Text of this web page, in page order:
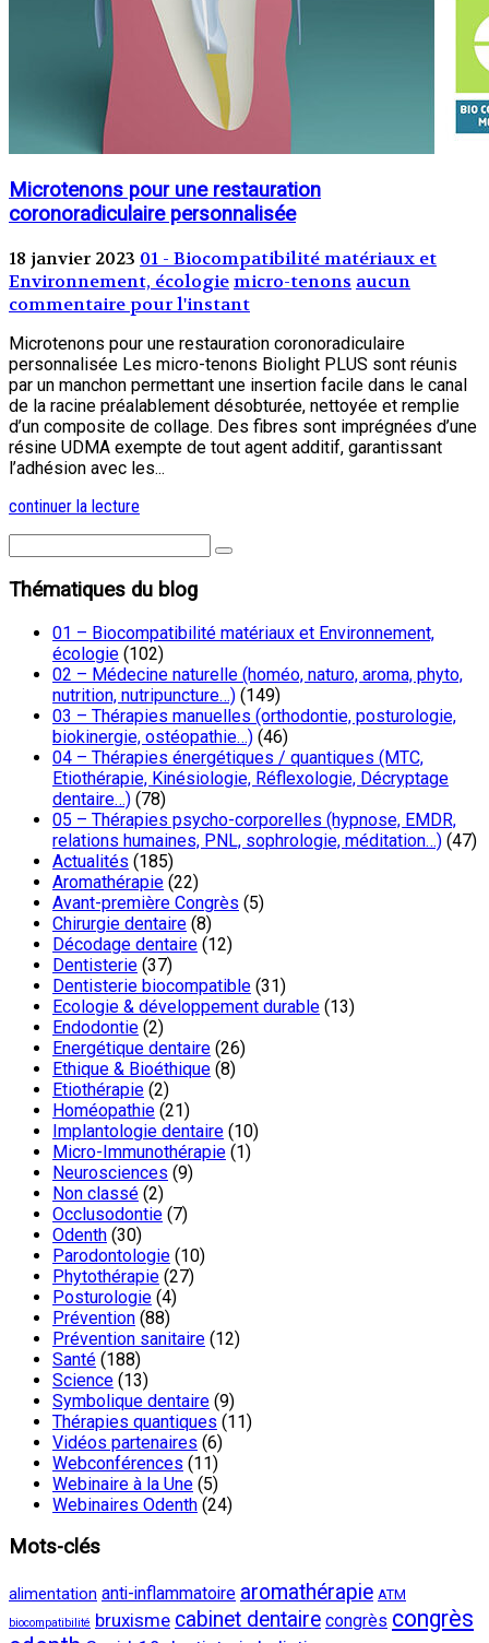
Microtenons pour une restauration
coronoradiculaire personnalisée
18 janvier 2023 01 - Biocompatibilité matériaux et
Environnement, écologiemicro-tenons aucun
commentaire pour l'instant
Microtenons pour une restauration coronoradiculaire
personnalisée Les micro-tenons Biolight PLUS sont réunis
par un manchon permettant une insertion facile dans le canal
de la racine préalablement désobturée, nettoyée et remplie
d’un composite de collage. Des fibres sont imprégnées d’une
résine UDMA exempte de tout agent additif, garantissant
l’adhésion avec les...
continuer la lecture
Thématiques du blog
01 – Biocompatibilité matériaux et Environnement,
écologie (102)
02 – Médecine naturelle (homéo, naturo, aroma, phyto,
nutrition, nutripuncture…) (149)
03 – Thérapies manuelles (orthodontie, posturologie,
biokinergie, ostéopathie…) (46)
04 – Thérapies énergétiques / quantiques (MTC,
Etiothérapie, Kinésiologie, Réflexologie, Décryptage
dentaire…) (78)
05 – Thérapies psycho-corporelles (hypnose, EMDR,
relations humaines, PNL, sophrologie, méditation…) (47)
Actualités (185)
Aromathérapie (22)
Avant-première Congrès (5)
Chirurgie dentaire (8)
Décodage dentaire (12)
Dentisterie (37)
Dentisterie biocompatible (31)
Ecologie & développement durable (13)
Endodontie (2)
Energétique dentaire (26)
Ethique & Bioéthique (8)
Etiothérapie (2)
Homéopathie (21)
Implantologie dentaire (10)
Micro-Immunothérapie (1)
Neurosciences (9)
Non classé (2)
Occlusodontie (7)
Odenth (30)
Parodontologie (10)
Phytothérapie (27)
Posturologie (4)
Prévention (88)
Prévention sanitaire (12)
Santé (188)
Science (13)
Symbolique dentaire (9)
Thérapies quantiques (11)
Vidéos partenaires (6)
Webconférences (11)
Webinaire à la Une (5)
Webinaires Odenth (24)
Mots-clés
alimentation anti-inflammatoire aromathérapie ATM
biocompatibilité bruxisme cabinet dentaire congrès congrès